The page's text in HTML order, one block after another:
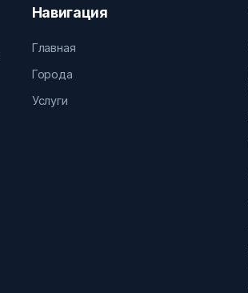
Навигация
Главная
Города
Услуги